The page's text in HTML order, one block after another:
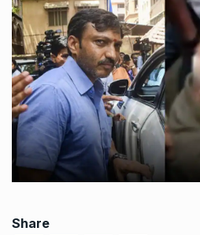
Share